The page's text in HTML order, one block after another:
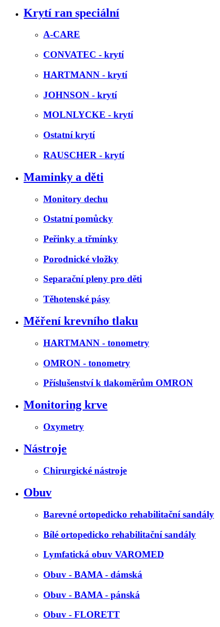
Krytí ran speciální
A-CARE
CONVATEC - krytí
HARTMANN - krytí
JOHNSON - krytí
MOLNLYCKE - krytí
Ostatní krytí
RAUSCHER - krytí
Maminky a děti
Monitory dechu
Ostatní pomůcky
Peřinky a třmínky
Porodnické vložky
Separační pleny pro děti
Těhotenské pásy
Měření krevního tlaku
HARTMANN - tonometry
OMRON - tonometry
Příslušenství k tlakoměrům OMRON
Monitoring krve
Oxymetry
Nástroje
Chirurgické nástroje
Obuv
Barevné ortopedicko rehabilitační sandály
Bílé ortopedicko rehabilitační sandály
Lymfatická obuv VAROMED
Obuv - BAMA - dámská
Obuv - BAMA - pánská
Obuv - FLORETT